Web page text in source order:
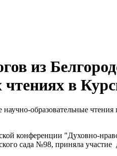
из
чтениях в
образовательные
конференции "Духовно-
сада №98, приняла участие